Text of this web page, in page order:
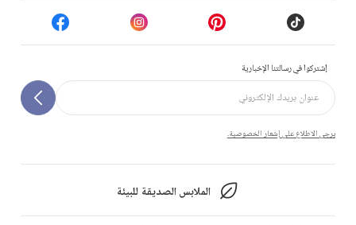
إشتركوا في رسالتنا الإخبارية
يرجى الاطلاع على إشعار الخصوصية.
الملابس الصديقة للبيئة